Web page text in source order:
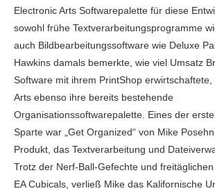
Electronic Arts Softwarepalette für diese
sowohl frühe Textverarbeitungsprogramme
auch Bildbearbeitungssoftware wie Deluxe
Hawkins damals bemerkte, wie viel Umsatz
Software mit ihrem PrintShop
Arts ebenso ihre bereits bestehende
Organisationssoftwarepalette. Eines der
Sparte war „Get Organized“ von Mike
Produkt, das Textverarbeitung und
Trotz der Nerf-Ball-Gefechte und
EA Cubicals, verließ Mike das Kalifornische